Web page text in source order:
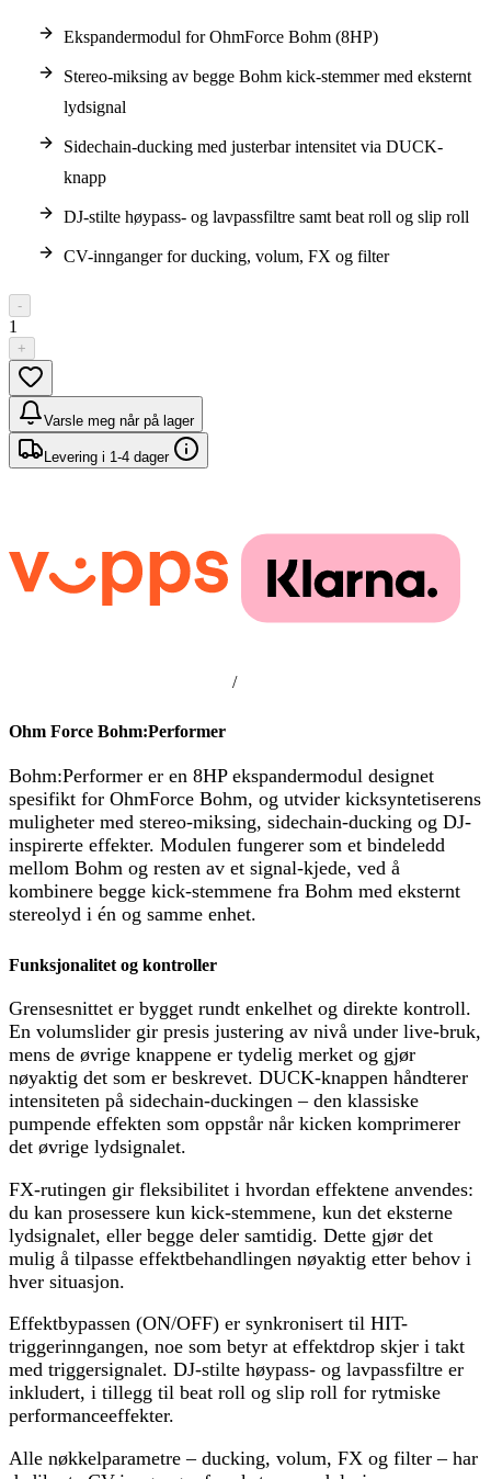
Ekspandermodul for OhmForce Bohm (8HP)
Stereo-miksing av begge Bohm kick-stemmer med eksternt
lydsignal
Sidechain-ducking med justerbar intensitet via DUCK-
knapp
DJ-stilte høypass- og lavpassfiltre samt beat roll og slip roll
CV-innganger for ducking, volum, FX og filter
-
1
+
Varsle meg når på lager
Levering i 1-4 dager
/
Ohm Force Bohm:Performer
Bohm:Performer er en 8HP ekspandermodul designet
spesifikt for OhmForce Bohm, og utvider kicksyntetiserens
muligheter med stereo-miksing, sidechain-ducking og DJ-
inspirerte effekter. Modulen fungerer som et bindeledd
mellom Bohm og resten av et signal-kjede, ved å
kombinere begge kick-stemmene fra Bohm med eksternt
stereolyd i én og samme enhet.
Funksjonalitet og kontroller
Grensesnittet er bygget rundt enkelhet og direkte kontroll.
En volumslider gir presis justering av nivå under live-bruk,
mens de øvrige knappene er tydelig merket og gjør
nøyaktig det som er beskrevet. DUCK-knappen håndterer
intensiteten på sidechain-duckingen – den klassiske
pumpende effekten som oppstår når kicken komprimerer
det øvrige lydsignalet.
FX-rutingen gir fleksibilitet i hvordan effektene anvendes:
du kan prosessere kun kick-stemmene, kun det eksterne
lydsignalet, eller begge deler samtidig. Dette gjør det
mulig å tilpasse effektbehandlingen nøyaktig etter behov i
hver situasjon.
Effektbypassen (ON/OFF) er synkronisert til HIT-
triggerinngangen, noe som betyr at effektdrop skjer i takt
med triggersignalet. DJ-stilte høypass- og lavpassfiltre er
inkludert, i tillegg til beat roll og slip roll for rytmiske
performanceeffekter.
Alle nøkkelparametre – ducking, volum, FX og filter – har